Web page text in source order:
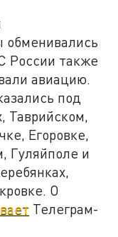
обменивались
России также
авиацию.
под
Таврийском,
Егоровке,
Гуляйполе и
О
Телеграм-